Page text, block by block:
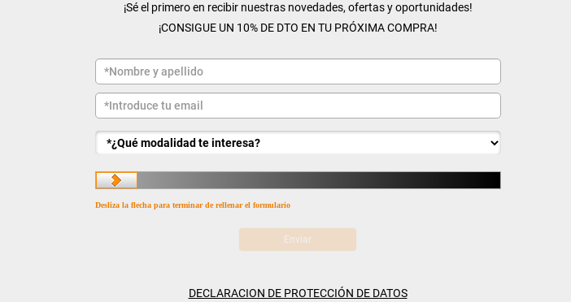
¡Sé el primero en recibir nuestras novedades, ofertas y oportunidades!
¡CONSIGUE UN 10% DE DTO EN TU PRÓXIMA COMPRA!
Desliza la flecha para terminar de rellenar el formulario
DECLARACION DE PROTECCIÓN DE DATOS